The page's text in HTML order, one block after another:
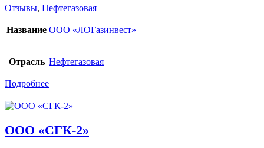
Отзывы, Нефтегазовая
Название ООО «ЛОГазинвест»
Отрасль Нефтегазовая
Подробнее
ООО «СГК-2»